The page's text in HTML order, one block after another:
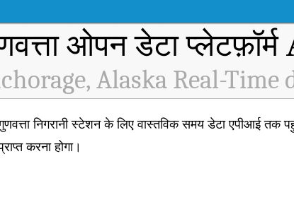
ओपन डेटा
Alaska Real-Time
निगरानी स्टेशन के लिए वास्तविक समय डेटा एपीआई तक
करना होगा।